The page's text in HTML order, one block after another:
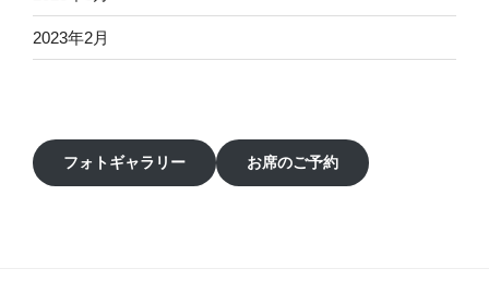
2023年2月
フォトギャラリー お席のご予約